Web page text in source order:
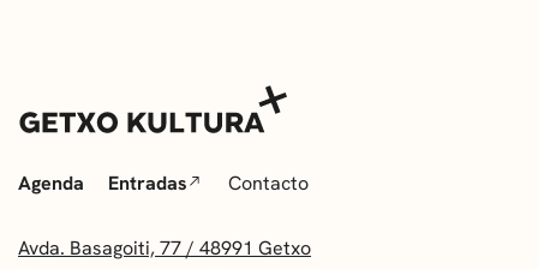
Agenda Entradas Contacto
Avda. Basagoiti, 77 / 48991 Getxo